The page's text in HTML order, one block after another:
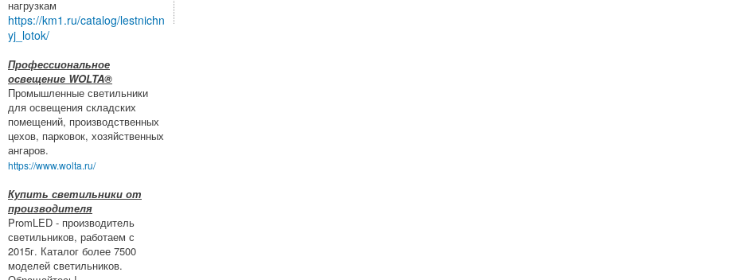
нагрузкам
https://km1.ru/catalog/lestnichn
yj_lotok/
Профессиональное
освещение WOLTA®
Промышленные светильники
для освещения складских
помещений, производственных
цехов, парковок, хозяйственных
ангаров.
https://www.wolta.ru/
Купить светильники от
производителя
PromLED - производитель
светильников, работаем с
2015г. Каталог более 7500
моделей светильников.